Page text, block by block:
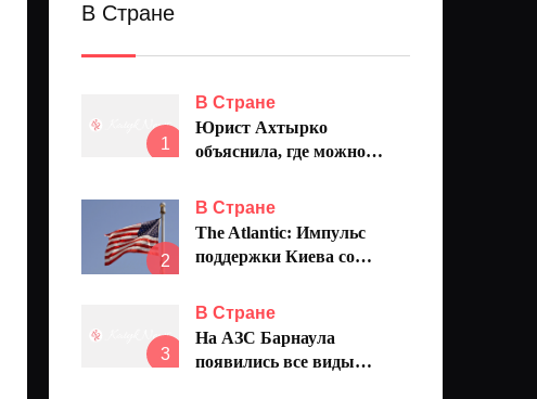
В Стране
1
В Стране
Юрист Ахтырко
объяснила, где можно
ягодами
2
В Стране
The Atlantic: Импульс
поддержки Киева со
считаные дни»
3
В Стране
На АЗС Барнаула
появились все виды